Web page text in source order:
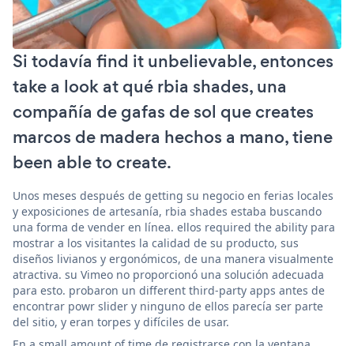
Si todavía find it unbelievable, entonces
take a look at qué rbia shades, una
compañía de gafas de sol que creates
marcos de madera hechos a mano, tiene
been able to create.
Unos meses después de getting su negocio en ferias locales
y exposiciones de artesanía, rbia shades estaba buscando
una forma de vender en línea. ellos required the ability para
mostrar a los visitantes la calidad de su producto, sus
diseños livianos y ergonómicos, de una manera visualmente
atractiva. su Vimeo no proporcionó una solución adecuada
para esto. probaron un different third-party apps antes de
encontrar powr slider y ninguno de ellos parecía ser parte
del sitio, y eran torpes y difíciles de usar.